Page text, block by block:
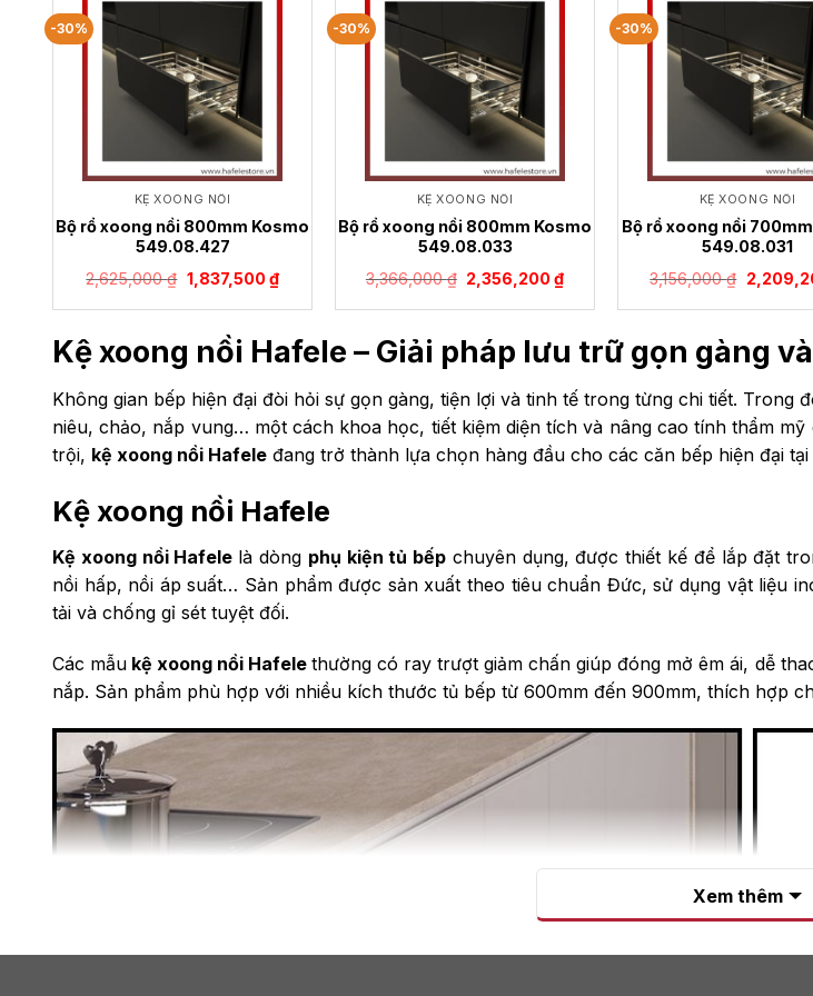
-30%
KỆ XOONG NỒI
Bộ rổ xoong nồi 800mm Kosmo
549.08.427
2,625,000₫ Giá
gốc
là:
1,837,500₫Giá
hiện
tại
1,837,500 ₫.
-30%
KỆ XOONG NỒI
Bộ rổ xoong nồi 800mm Kosmo
549.08.033
3,366,000₫ Giá
gốc
là:
2,356,200₫Giá
tại
2,356,200 ₫.
-30%
KỆ XOONG NỒI
Bộ rổ xoong nồi
549.08.031
3,156,000₫ Giá
gốc
là:
Kệ xoong nồi Hafele – Giải pháp lưu trữ gọn gàng
Không gian bếp hiện đại đòi hỏi sự gọn gàng, tiện lợi và tinh tế trong từng chi tiết. Trong
niêu, chảo, nắp vung… một cách khoa học, tiết kiệm diện tích và nâng cao tính thẩm
trội, kệ xoong nồi Hafele đang trở thành lựa chọn hàng đầu cho các căn bếp hiện đại tại
Kệ xoong nồi Hafele
Kệ xoong nồi Hafele là dòng phụ kiện tủ bếp chuyên dụng, được thiết kế để lắp đặt
nồi hấp, nồi áp suất… Sản phẩm được sản xuất theo tiêu chuẩn Đức, sử dụng vật liệu
tải và chống gỉ sét tuyệt đối.
Các mẫu kệ xoong nồi Hafele thường có ray trượt giảm chấn giúp đóng mở êm ái, dễ
nắp. Sản phẩm phù hợp với nhiều kích thước tủ bếp từ 600mm đến 900mm, thích hợp
Xem thêm